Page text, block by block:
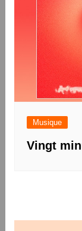
Musique
Vingt